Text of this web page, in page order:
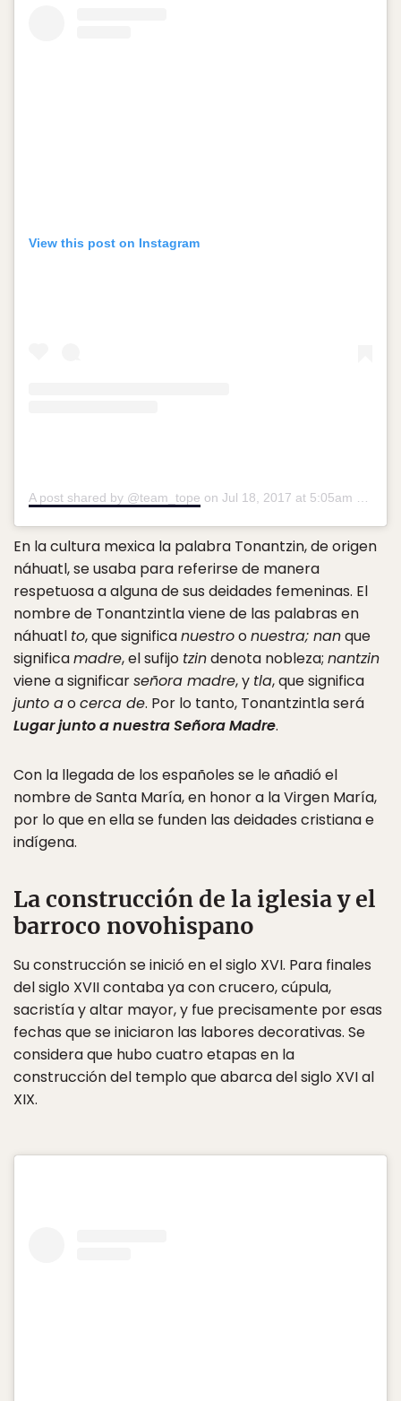
View this post on Instagram
A post shared by @team_tope on Jul 18, 2017 at 5:05am PDT
En la cultura mexica la palabra Tonantzin, de origen
náhuatl, se usaba para referirse de manera
respetuosa a alguna de sus deidades femeninas. El
nombre de Tonantzintla viene de las palabras en
náhuatl to, que significanuestroonuestra; nanque
significamadre, el sufijo tzindenota nobleza; nantzin
viene a significarseñora madre, y tla, que significa
junto aocerca de. Por lo tanto, Tonantzintla será
Lugar junto a nuestra Señora Madre.
Con la llegada de los españoles se le añadió el
nombre de Santa María, en honor a la Virgen María,
por lo que en ella se funden las deidades cristiana e
indígena.
La construcción de la iglesia y el
barroco novohispano
Su construcción se inició en el siglo XVI. Para finales
del siglo XVII contaba ya con crucero, cúpula,
sacristía y altar mayor, y fue precisamente por esas
fechas que se iniciaron las labores decorativas. Se
considera que hubo cuatro etapas en la
construcción del templo que abarca del siglo XVI al
XIX.